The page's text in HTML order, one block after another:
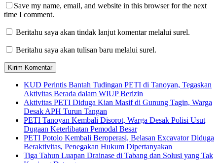
Save my name, email, and website in this browser for the next
time I comment.
Beritahu saya akan tindak lanjut komentar melalui surel.
Beritahu saya akan tulisan baru melalui surel.
KUD Perintis Bantah Tudingan PETI di Tanoyan, Tegaskan
Aktivitas Berada dalam WIUP Berizin
Aktivitas PETI Diduga Kian Masif di Gunung Tagin, Warga
Desak APH Turun Tangan
PETI Tanoyan Kembali Disorot, Warga Desak Polisi Usut
Dugaan Keterlibatan Pemodal Besar
PETI Potolo Kembali Beroperasi, Belasan Excavator Diduga
Beraktivitas, Penegakan Hukum Dipertanyakan
Tiga Tahun Luapan Drainase di Tabang dan Solusi yang Tak